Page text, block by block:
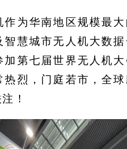
作为华南地区规模最
慧城市无人机大数
加第七届世界无人机
热烈，门庭若市，全
！